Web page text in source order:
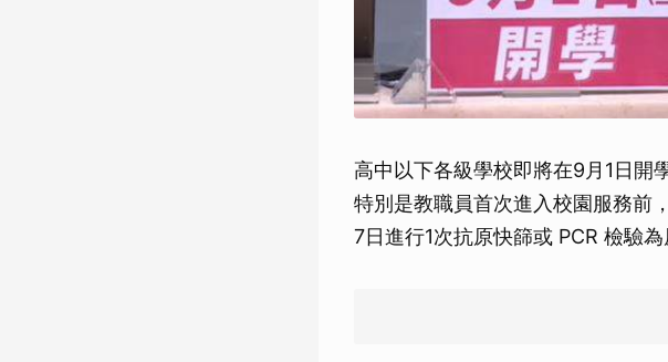
高中以下各級學校即將在9月1日開
特別是教職員首次進入校園服務前
7日進行1次抗原快篩或 PCR 檢驗為